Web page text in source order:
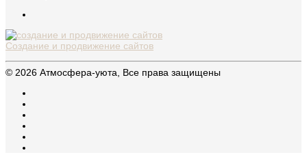
Создание и продвижение сайтов
© 2026 Атмосфера-уюта, Все права защищены